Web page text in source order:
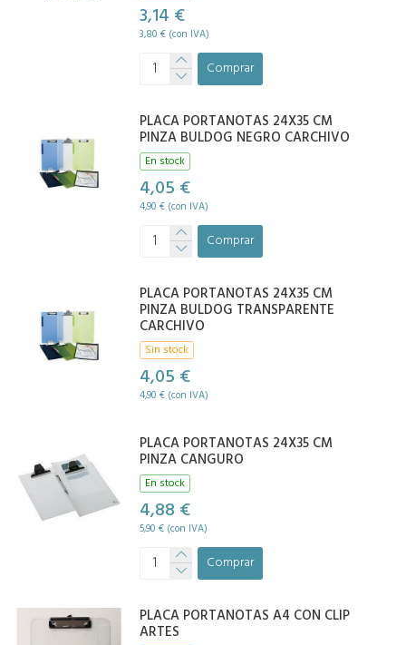
3,14 €
3,80 € (con IVA)
Comprar
PLACA PORTANOTAS 24X35 CM
PINZA BULDOG NEGRO CARCHIVO
En stock
4,05 €
4,90 € (con IVA)
Comprar
PLACA PORTANOTAS 24X35 CM
PINZA BULDOG TRANSPARENTE
CARCHIVO
Sin stock
4,05 €
4,90 € (con IVA)
PLACA PORTANOTAS 24X35 CM
PINZA CANGURO
En stock
4,88 €
5,90 € (con IVA)
Comprar
PLACA PORTANOTAS A4 CON CLIP
ARTES